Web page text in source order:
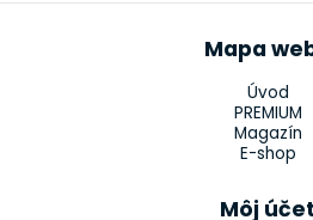
Mapa
Úvod
PREMIUM
Magazín
E-shop
Môj účet